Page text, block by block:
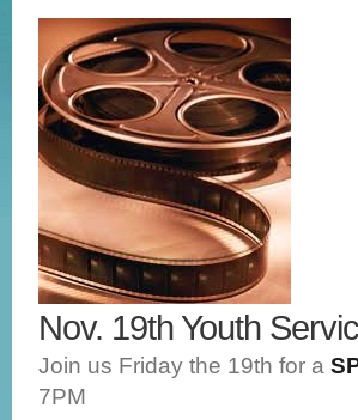
Nov. 19th Youth
Join us Friday the 19th for a
7PM